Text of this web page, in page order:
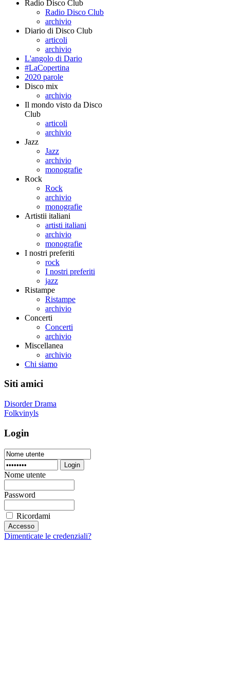
Radio Disco Club
Radio Disco Club
archivio
Diario di Disco Club
articoli
archivio
L'angolo di Dario
#LaCopertina
2020 parole
Disco mix
archivio
Il mondo visto da Disco
Club
articoli
archivio
Jazz
Jazz
archivio
monografie
Rock
Rock
archivio
monografie
Artistii italiani
artisti italiani
archivio
monografie
I nostri preferiti
rock
I nostri preferiti
jazz
Ristampe
Ristampe
archivio
Concerti
Concerti
archivio
Miscellanea
archivio
Chi siamo
Siti amici
Disorder Drama
Folkvinyls
Login
Login
Nome utente
Password
Ricordami
Dimenticate le credenziali?